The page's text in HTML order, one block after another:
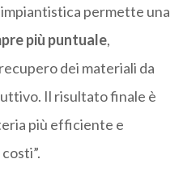
permette una
più puntuale,
dei materiali da
Il risultato finale è
più efficiente e